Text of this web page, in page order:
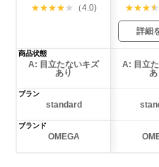
★★★★ ★ （4.0)
★★★★
詳細
商品状態
A: 目立たないキズ
あり
A: 目立
あ
プラン
standard
ブランド
OMEGA